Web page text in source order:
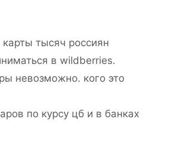
карты тысяч россиян
в wildberries.
невозможно. кого это
по курсу цб и в банках